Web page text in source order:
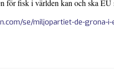
för fisk i världen kan och ska
se/miljopartiet-de-grona-